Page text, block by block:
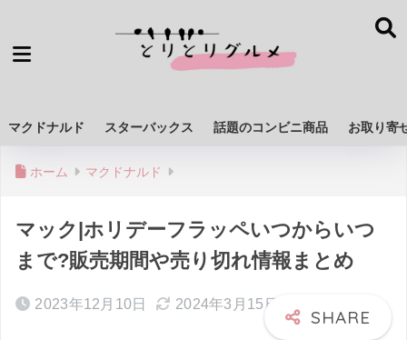
マクドナルド スターバックス 話題のコンビニ商品 お取り寄
ホーム マクドナルド
マック|ホリデーフラッペいつからいつ
まで?販売期間や売り切れ情報まとめ
2023年12月10日 2024年3月15日